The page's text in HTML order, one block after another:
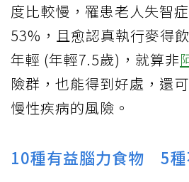
度比較慢，罹患老人失智
53%，且愈認真執行麥得
年輕 (年輕7.5歲)，就算非
險群，也能得到好處，還
慢性疾病的風險。
10種有益腦力食物 5種